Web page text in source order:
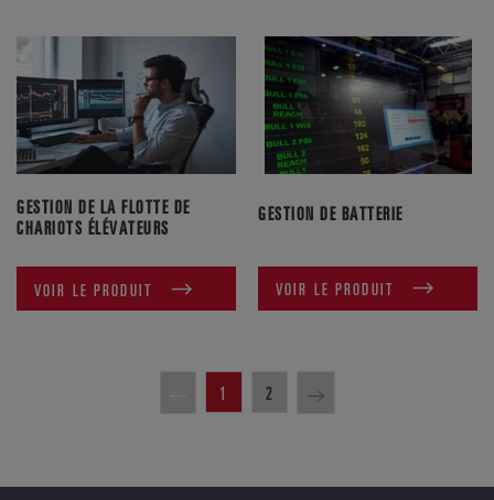
GESTION DE LA FLOTTE DE
CHARIOTS ÉLÉVATEURS
VOIR LE PRODUIT
GESTION DE BATTERIE
VOIR LE PRODUIT
1 2